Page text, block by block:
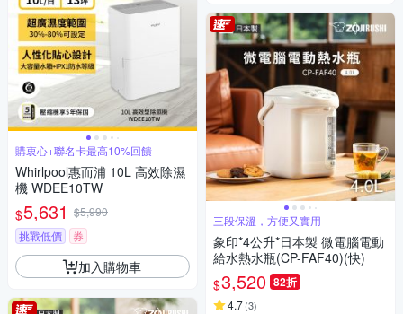
購衷心+聯名卡最高10%回饋
Whirlpool惠而浦 10L 高效除濕
機 WDEE10TW
$5,631 $5,990
挑戰低價
券
加入購物車
三段保溫，方便又實用
象印*4公升*日本製 微電腦電動
給水熱水瓶(CP-FAF40)(快)
$3,520 82折
4.7(3)